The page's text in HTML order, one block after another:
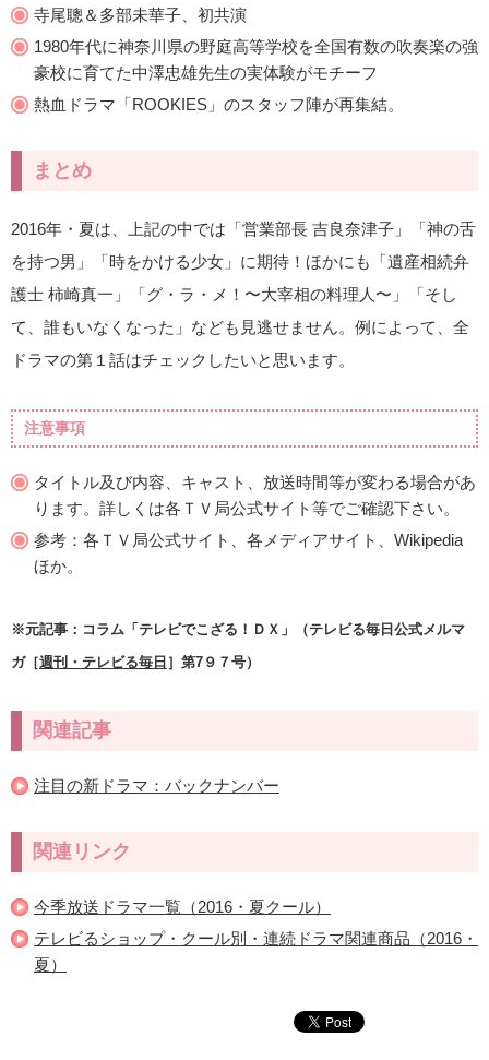
寺尾聰＆多部未華子、初共演
1980年代に神奈川県の野庭高等学校を全国有数の吹奏楽の強
豪校に育てた中澤忠雄先生の実体験がモチーフ
熱血ドラマ「ROOKIES」のスタッフ陣が再集結。
まとめ
2016年・夏は、上記の中では「営業部長 吉良奈津子」「神の舌
を持つ男」「時をかける少女」に期待！ほかにも「遺産相続弁
護士 柿崎真一」「グ・ラ・メ！〜大宰相の料理人〜」「そし
て、誰もいなくなった」なども見逃せません。例によって、全
ドラマの第１話はチェックしたいと思います。
注意事項
タイトル及び内容、キャスト、放送時間等が変わる場合があ
ります。詳しくは各ＴＶ局公式サイト等でご確認下さい。
参考：各ＴＶ局公式サイト、各メディアサイト、Wikipedia
ほか。
※元記事：コラム「テレビでこざる！ＤＸ」（テレビる毎日公式メルマ
ガ［週刊・テレビる毎日 ］第7９７号）
関連記事
注目の新ドラマ：バックナンバー
関連リンク
今季放送ドラマ一覧（2016・夏クール）
テレビるショップ・クール別・連続ドラマ関連商品（2016・
夏）